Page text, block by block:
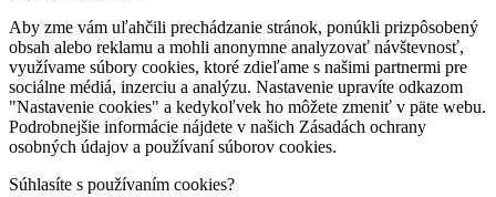
Aby zme vám uľahčili prechádzanie stránok, ponúkli prizpôsobený
obsah alebo reklamu a mohli anonymne analyzovať návštevnosť,
využívame súbory cookies, ktoré zdieľame s našimi partnermi pre
sociálne médiá, inzerciu a analýzu. Nastavenie upravíte odkazom
"Nastavenie cookies" a kedykoľvek ho môžete zmeniť v päte webu.
Podrobnejšie informácie nájdete v našich Zásadách ochrany
osobných údajov a používaní súborov cookies.
Súhlasíte s používaním cookies?